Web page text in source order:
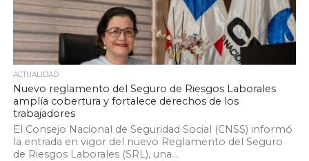
ACTUALIDAD
Nuevo reglamento del Seguro de Riesgos Laborales
amplía cobertura y fortalece derechos de los
trabajadores
El Consejo Nacional de Seguridad Social (CNSS) informó
la entrada en vigor del nuevo Reglamento del Seguro
de Riesgos Laborales (SRL), una...